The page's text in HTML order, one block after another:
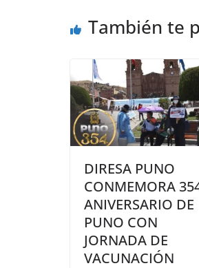
También te
DIRESA PUNO
CONMEMORA
ANIVERSARIO DE
PUNO CON
JORNADA DE
VACUNACIÓN